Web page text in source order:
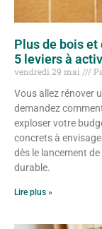
Plus de bois et
5 leviers à
vendredi 29 mai
Vous allez rénover
demandez
exploser votre
concrets à
dès le lancement
durable.
Lire plus »